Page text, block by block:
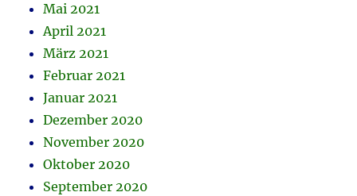
Mai 2021
April 2021
März 2021
Februar 2021
Januar 2021
Dezember 2020
November 2020
Oktober 2020
September 2020